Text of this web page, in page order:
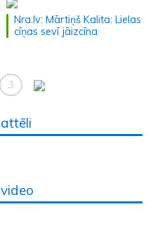
Nra.lv: Mārtiņš Kalita: Lielas
cīņas sevī jāizcīna
3
attēli
video